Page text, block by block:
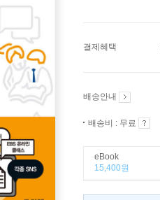
결제혜택
배송안내
배송비 : 무료
eBook
15,400원